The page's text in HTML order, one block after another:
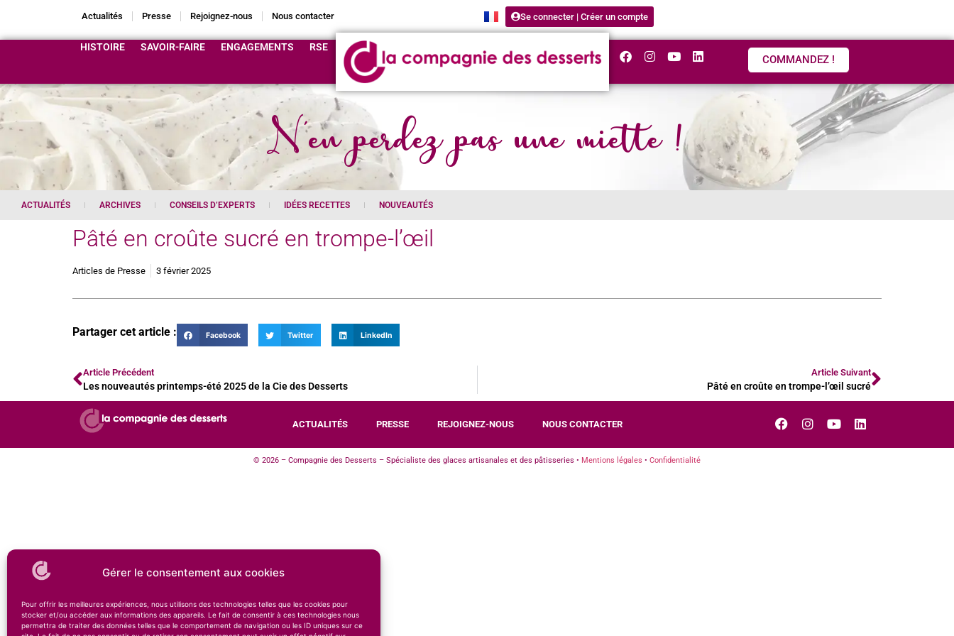
Gérer le consentement aux cookies
Pour offrir les meilleures expériences, nous utilisons des technologies telles que les cookies pour
stocker et/ou accéder aux informations des appareils. Le fait de consentir à ces technologies nous
permettra de traiter des données telles que le comportement de navigation ou les ID uniques sur ce
Actualités Presse Rejoignez-nous Nous contacter Se connecter | Créer un compte
HISTOIRE SAVOIR-FAIRE ENGAGEMENTS RSE
COMMANDEZ !
N'en perdez pas une miette !
ACTUALITÉS ARCHIVES CONSEILS D’EXPERTS IDÉES RECETTES NOUVEAUTÉS
Pâté en croûte sucré en trompe-l’œil
Articles de Presse 3 février 2025
Partager cet article : Facebook Twitter LinkedIn
Article Précédent
Les nouveautés printemps-été 2025 de la Cie des Desserts
Article Suivant
Pâté en croûte en trompe-l’œil sucré
ACTUALITÉS PRESSE REJOIGNEZ-NOUS NOUS CONTACTER
© 2026 – Compagnie des Desserts – Spécialiste des glaces artisanales et des pâtisseries • Mentions légales • Confidentialité